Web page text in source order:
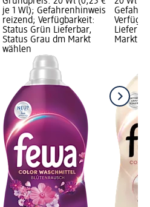
je 1 Wl); Gefahrenhinweis
reizend; Verfügbarkeit:
Status Grün Lieferbar,
Status Grau dm Markt
wählen
Markt